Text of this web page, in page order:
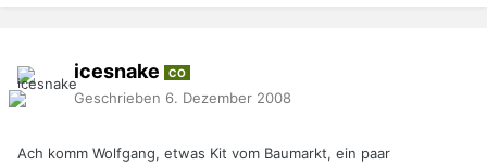
icesnake CO
Geschrieben 6. Dezember 2008
Ach komm Wolfgang, etwas Kit vom Baumarkt, ein paar